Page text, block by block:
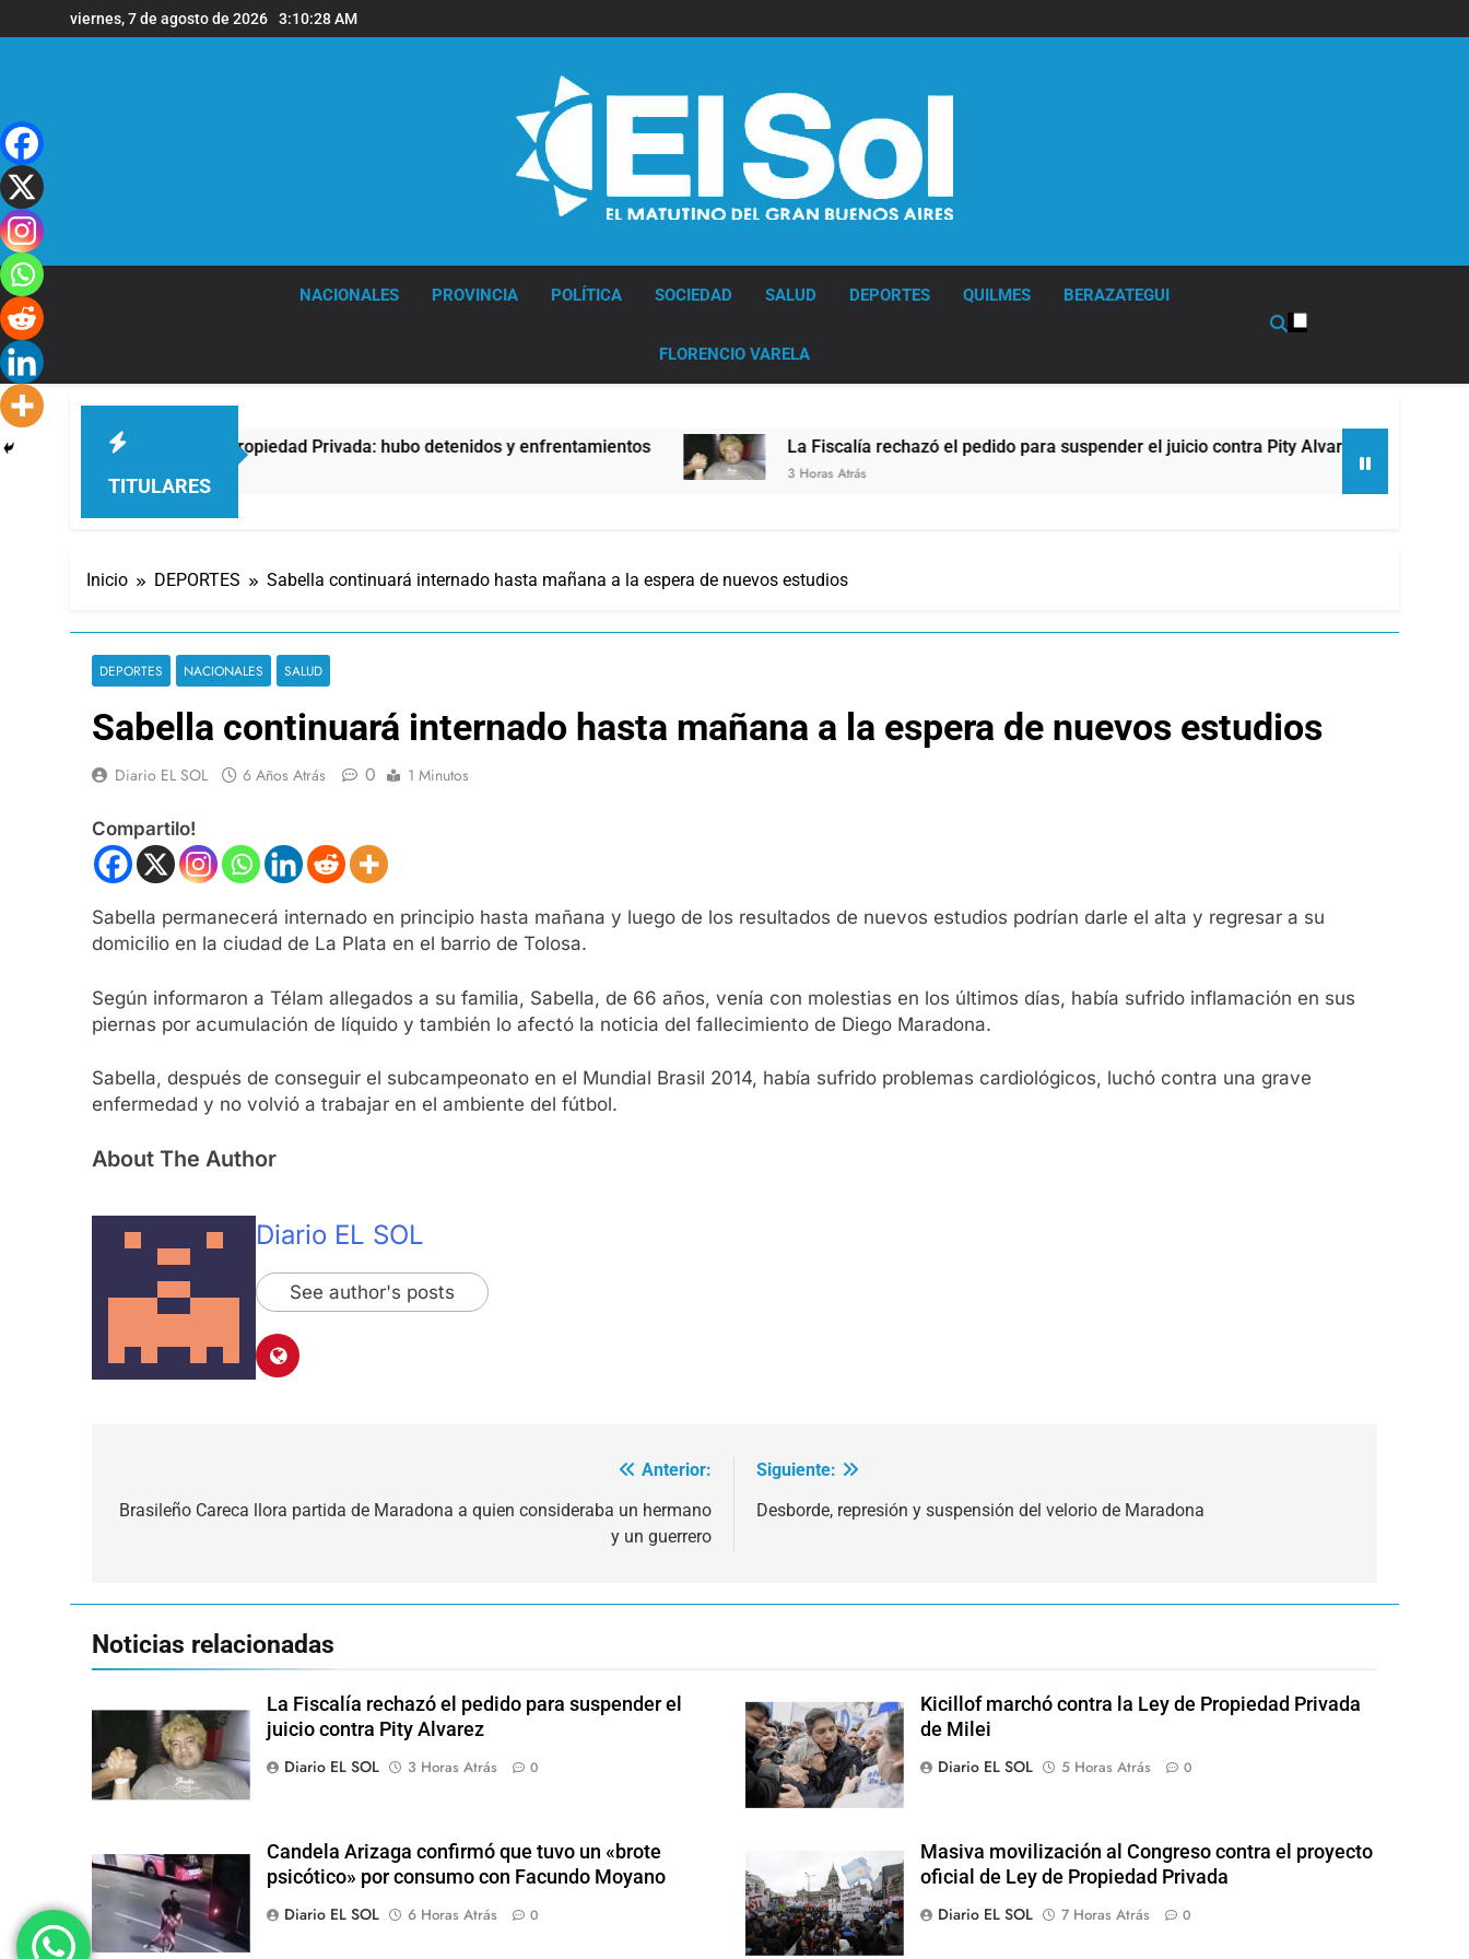
al
viernes, 7 de agosto de 2026 3:10:29 AM
NACIONALES PROVINCIA POLÍTICA SOCIEDAD SALUD DEPORTES QUILMES BERAZATEGUI
FLORENCIO VARELA
TITULARES
contra la Ley de Propiedad Privada: hubo detenidos y enfrentamientos La Fiscalía rechazó el pedido para suspender el juicio contra Pity Alvarez
3 Horas Atrás
Inicio DEPORTES Sabella continuará internado hasta mañana a la espera de nuevos estudios
DEPORTES NACIONALES SALUD
Sabella continuará internado hasta mañana a la espera de nuevos estudios
Diario EL SOL 6 Años Atrás 0 1 Minutos
Compartilo!
Sabella permanecerá internado en principio hasta mañana y luego de los resultados de nuevos estudios podrían darle el alta y regresar a su
domicilio en la ciudad de La Plata en el barrio de Tolosa.
Según informaron a Télam allegados a su familia, Sabella, de 66 años, venía con molestias en los últimos días, había sufrido inflamación en sus
piernas por acumulación de líquido y también lo afectó la noticia del fallecimiento de Diego Maradona.
Sabella, después de conseguir el subcampeonato en el Mundial Brasil 2014, había sufrido problemas cardiológicos, luchó contra una grave
enfermedad y no volvió a trabajar en el ambiente del fútbol.
About The Author
Diario EL SOL
See author's posts
de
Anterior:
Brasileño Careca llora partida de Maradona a quien consideraba un hermano
y un guerrero
Siguiente:
Desborde, represión y suspensión del velorio de Maradona
Noticias relacionadas
La Fiscalía rechazó el pedido para suspender el
juicio contra Pity Alvarez
Diario EL SOL
3 Horas Atrás 0
Kicillof marchó contra la Ley de Propiedad Privada
de Milei
Diario EL SOL
5 Horas Atrás 0
Candela Arizaga confirmó que tuvo un «brote
psicótico» por consumo con Facundo Moyano
Diario EL SOL
6 Horas Atrás 0
Masiva movilización al Congreso contra el proyecto
oficial de Ley de Propiedad Privada
Diario EL SOL
7 Horas Atrás 0